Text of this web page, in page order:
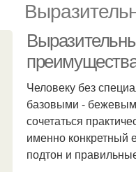
Человеку без
базовыми -
сочетаться
именно конкретный
подтон и